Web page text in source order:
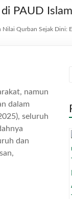
PAUD
Nilai Qurban Sejak Dini:
namun
dalam
seluruh
dan